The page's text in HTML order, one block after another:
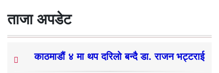
ताजा अपडेट
काठमाडौं ४ मा थप दरिलो बन्दै डा. राजन भट्टराई